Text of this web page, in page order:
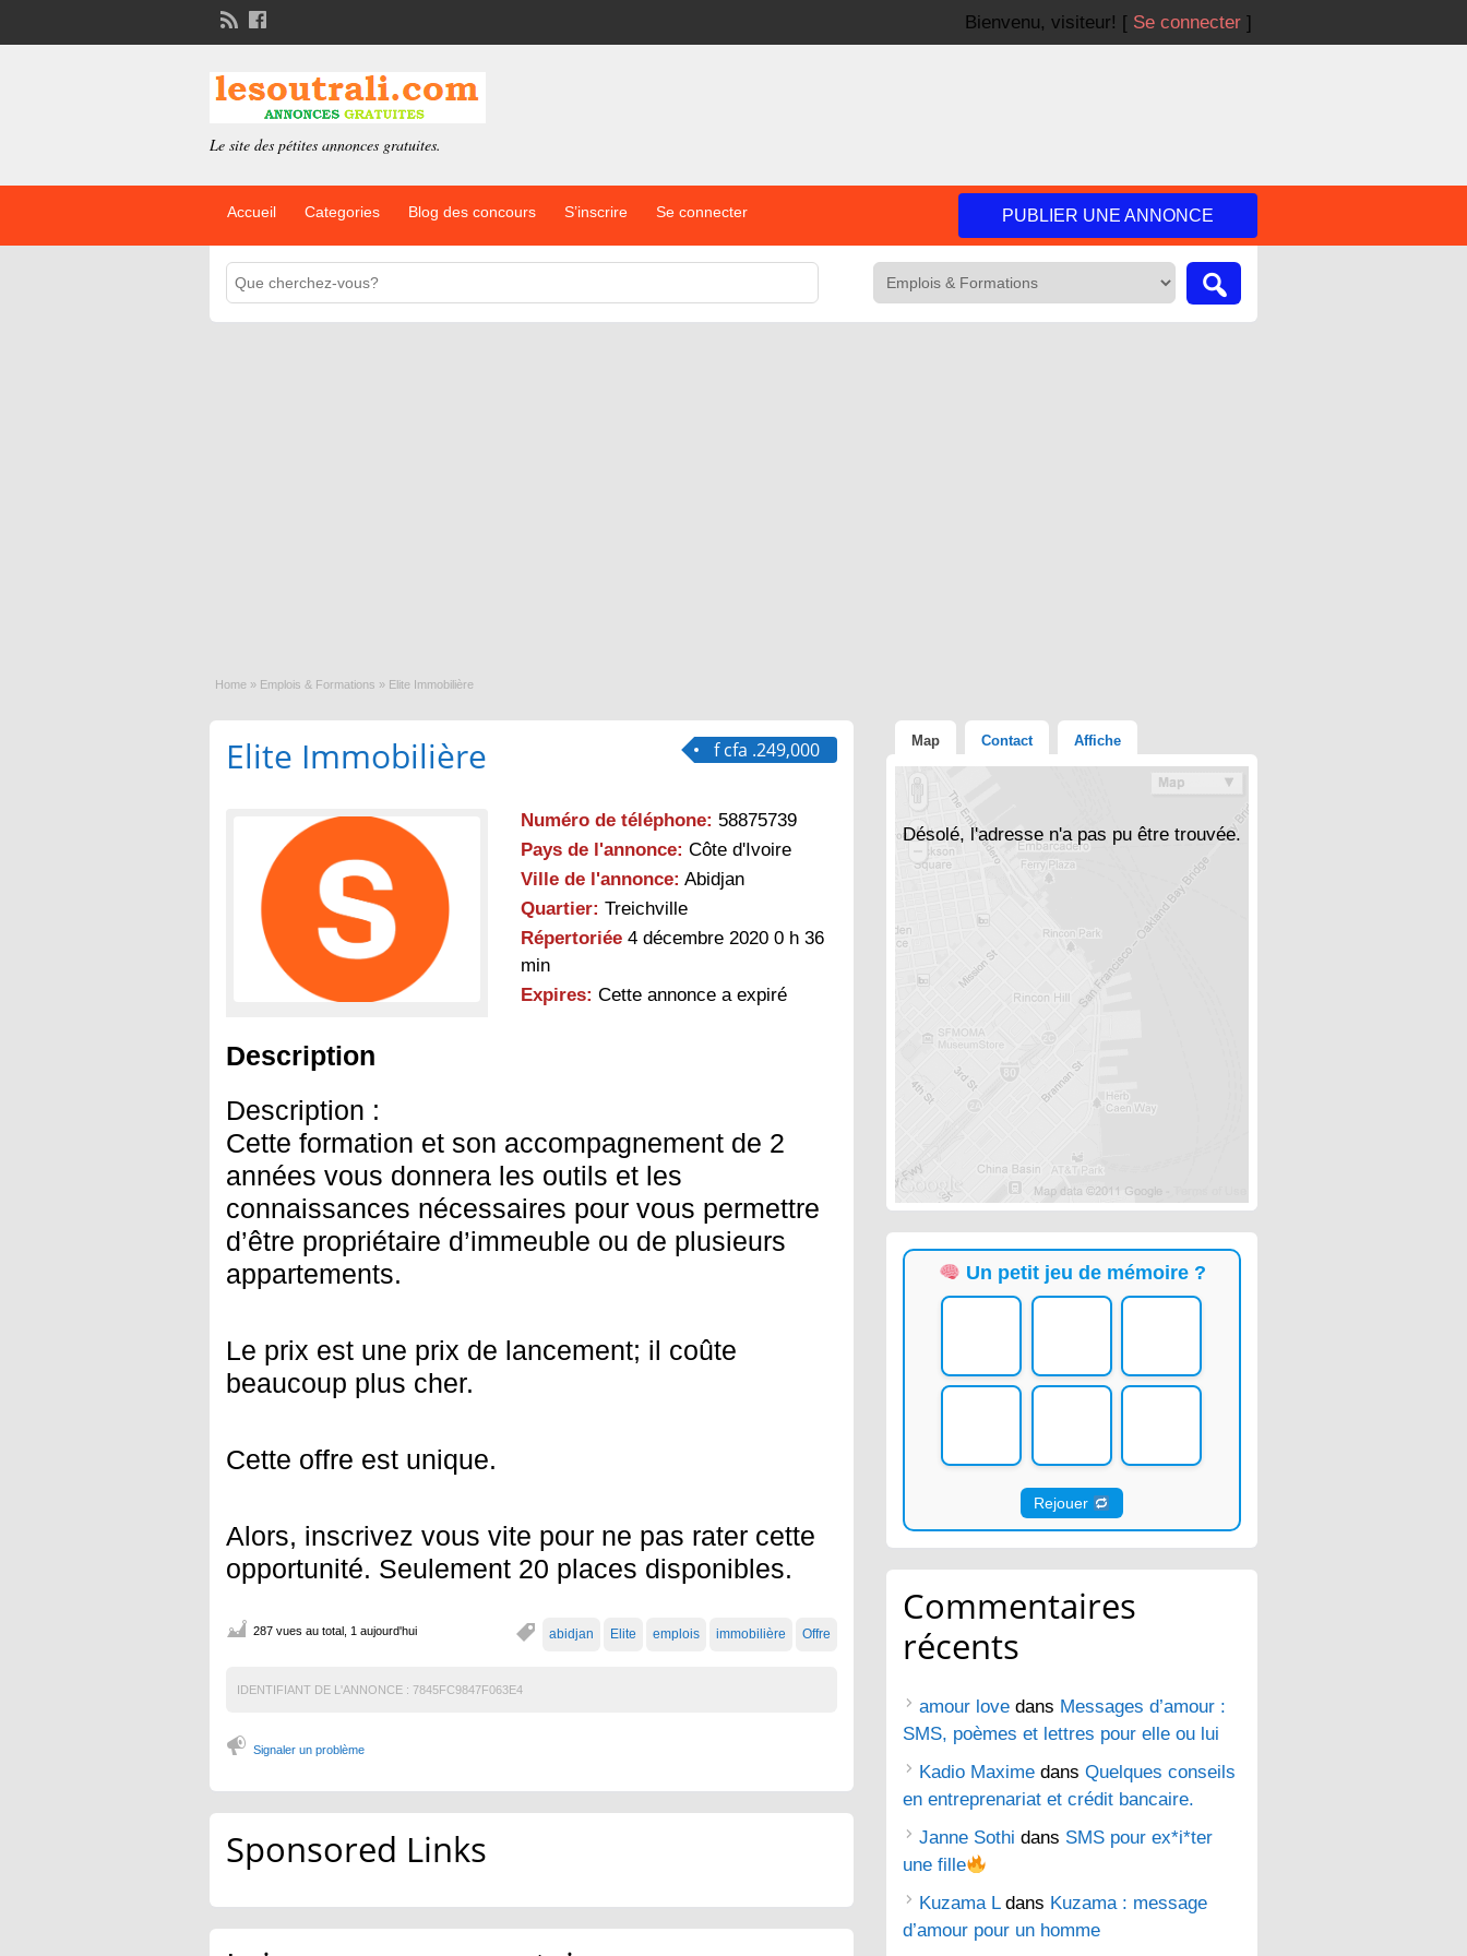
Bienvenu, visiteur! [ Se connecter ]
Le site des pétites annonces gratuites.
Accueil Categories Blog des concours S’inscrire Se connecter PUBLIER UNE ANNONCE
Home » Emplois & Formations » Elite Immobilière
f cfa .249,000
Elite Immobilière
Numéro de téléphone: 58875739
Pays de l'annonce: Côte d'Ivoire
Ville de l'annonce: Abidjan
Quartier: Treichville
Répertoriée 4 décembre 2020 0 h 36
min
Expires: Cette annonce a expiré
Description
Description :
Cette formation et son accompagnement de 2
années vous donnera les outils et les
connaissances nécessaires pour vous permettre
d’être propriétaire d’immeuble ou de plusieurs
appartements.
Le prix est une prix de lancement; il coûte
beaucoup plus cher.
Cette offre est unique.
Alors, inscrivez vous vite pour ne pas rater cette
opportunité. Seulement 20 places disponibles.
abidjan Elite emplois immobilière Offre
287 vues au total, 1 aujourd'hui
IDENTIFIANT DE L'ANNONCE : 7845FC9847F063E4
Signaler un problème
Sponsored Links
Map Contact Affiche
Désolé, l'adresse n'a pas pu être trouvée.
Un petit jeu de mémoire ?
Rejouer
Commentaires
récents
amour love dans Messages d’amour :
SMS, poèmes et lettres pour elle ou lui
Kadio Maxime dans Quelques conseils
en entreprenariat et crédit bancaire.
Janne Sothi dans SMS pour ex*i*ter
une fille
Kuzama Ldans Kuzama : message
d’amour pour un homme